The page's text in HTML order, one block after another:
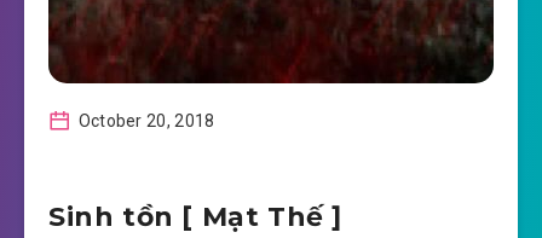
October 20, 2018
Sinh tồn [ Mạt Thế ]